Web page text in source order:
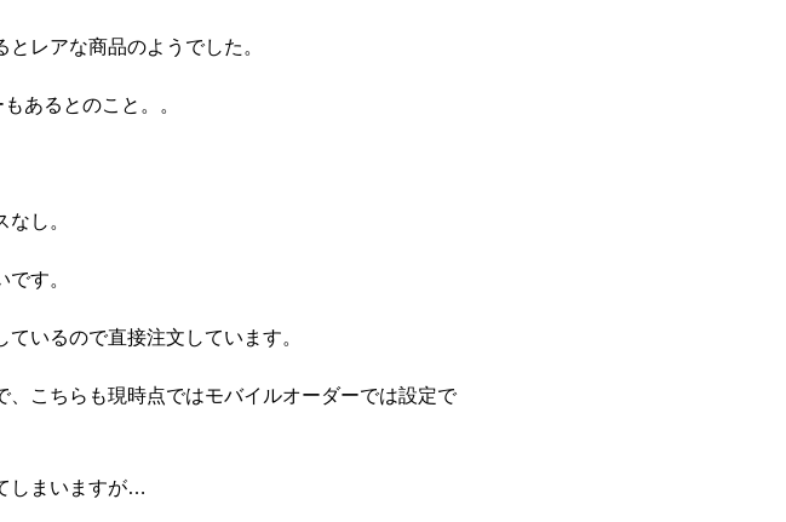
レアな商品のようでした。
あるとのこと。。
し。
す。
いるので直接注文しています。
こちらも現時点ではモバイルオーダーでは設定で
しまいますが…